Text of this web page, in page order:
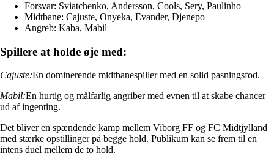
Forsvar: Sviatchenko, Andersson, Cools, Sery, Paulinho
Midtbane: Cajuste, Onyeka, Evander, Djenepo
Angreb: Kaba, Mabil
Spillere at holde øje med:
Cajuste:En dominerende midtbanespiller med en solid pasningsfod.
Mabil:En hurtig og målfarlig angriber med evnen til at skabe chancer
ud af ingenting.
Det bliver en spændende kamp mellem Viborg FF og FC Midtjylland
med stærke opstillinger på begge hold. Publikum kan se frem til en
intens duel mellem de to hold.